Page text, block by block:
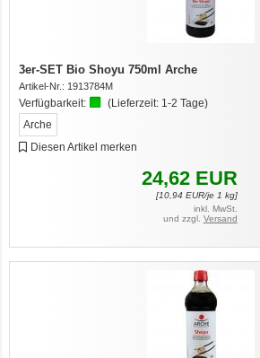
3er-SET Bio Shoyu 750ml Arche
Artikel-Nr.: 1913784M
Verfügbarkeit: (Lieferzeit: 1-2 Tage)
Arche
Diesen Artikel merken
24,62 EUR
[10,94 EUR/je 1 kg]
inkl. MwSt.
und zzgl. Versand